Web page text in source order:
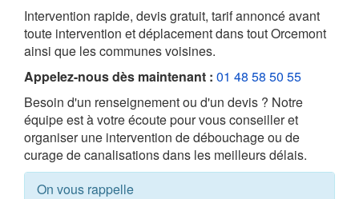
Intervention rapide, devis gratuit, tarif annoncé avant
toute intervention et déplacement dans tout Orcemont
ainsi que les communes voisines.
Appelez-nous dès maintenant : 01 48 58 50 55
Besoin d'un renseignement ou d'un devis ? Notre
équipe est à votre écoute pour vous conseiller et
organiser une intervention de débouchage ou de
curage de canalisations dans les meilleurs délais.
On vous rappelle